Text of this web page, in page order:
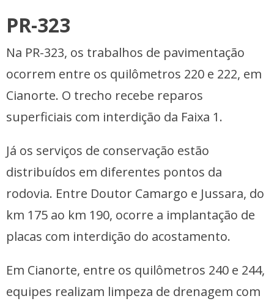
PR-323
Na PR-323, os trabalhos de pavimentação
ocorrem entre os quilômetros 220 e 222, em
Cianorte. O trecho recebe reparos
superficiais com interdição da Faixa 1.
Já os serviços de conservação estão
distribuídos em diferentes pontos da
rodovia. Entre Doutor Camargo e Jussara, do
km 175 ao km 190, ocorre a implantação de
placas com interdição do acostamento.
Em Cianorte, entre os quilômetros 240 e 244,
equipes realizam limpeza de drenagem com